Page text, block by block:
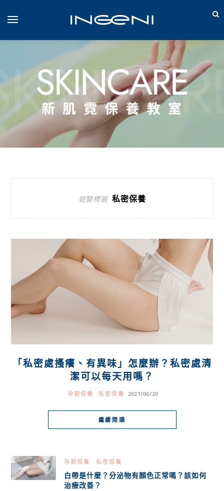
遊覽標籤 私密保養
「私密處搔癢、有異味」怎麼辦？私密處清
潔可以每天用嗎？
孕期保養 私密保養 2021/06/20
繼續閱讀
孕期保養 私密保養
白帶是什麼？分泌物有顏色正常嗎？該如何
治療改善？